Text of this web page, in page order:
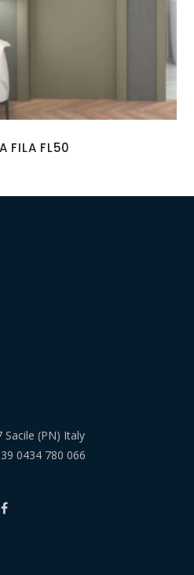
FILA FL50
(PN) Italy
0434 780 066